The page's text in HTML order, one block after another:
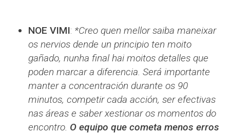
NOE VIMI: *Creo quen mellor saiba maneixar
os nervios dende un principio ten moito
gañado, nunha final hai moitos detalles que
poden marcar a diferencia. Será importante
manter a concentración durante os 90
minutos, competir cada acción, ser efectivas
nas áreas e saber xestionar os momentos do
encontro. O equipo que cometa menos erros